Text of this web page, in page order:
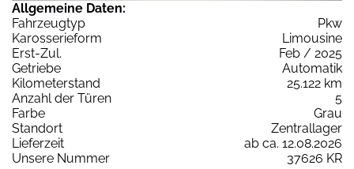
Allgemeine Daten:
Fahrzeugtyp
Pkw
Karosserieform
Limousine
Erst-Zul.
Feb / 2025
Getriebe
Automatik
Kilometerstand
25.122 km
Anzahl der Türen
5
Farbe
Grau
Standort
Zentrallager
Lieferzeit
ab ca. 12.08.2026
Unsere Nummer
37626 KR